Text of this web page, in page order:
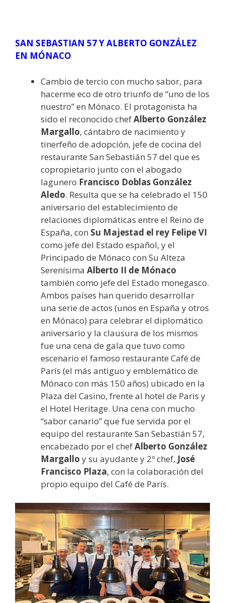
SAN SEBASTIAN 57 Y ALBERTO GONZÁLEZ
EN MÓNACO
Cambio de tercio con mucho sabor, para
hacerme eco de otro triunfo de “uno de los
nuestro” en Mónaco. El protagonista ha
sido el reconocido chefAlberto González
Margallo, cántabro de nacimiento y
tinerfeño de adopción, jefe de cocina del
restaurante San Sebastián 57 del que es
copropietario junto con el abogado
lagunero Francisco Doblas González
Aledo. Resulta que se ha celebrado el 150
aniversario del establecimiento de
relaciones diplomáticas entre el Reino de
España, con Su Majestad el rey Felipe VI
como jefe del Estado español, y el
Principado de Mónaco con Su Alteza
Serenísima Alberto II de Mónaco
también como jefe del Estado monegasco.
Ambos países han querido desarrollar
una serie de actos (unos en España y otros
en Mónaco) para celebrar el diplomático
aniversario y la clausura de los mismos
fue una cena de gala que tuvo como
escenario el famoso restaurante Café de
París (el más antiguo y emblemático de
Mónaco con más 150 años) ubicado en la
Plaza del Casino, frente al hotel de Paris y
el Hotel Heritage. Una cena con mucho
“sabor canario” que fue servida por el
equipo del restaurante San Sebastián 57,
encabezado por el chefAlberto González
Margallo y su ayudante y 2º chef, José
Francisco Plaza, con la colaboración del
propio equipo del Café de París.